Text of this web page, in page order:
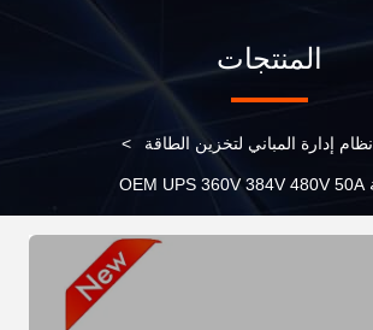
المنتجات
نظام إدارة المباني لتخزين الطاقة >
نظام بطارية شمسية OEM UPS 360V 384V 480V 50A